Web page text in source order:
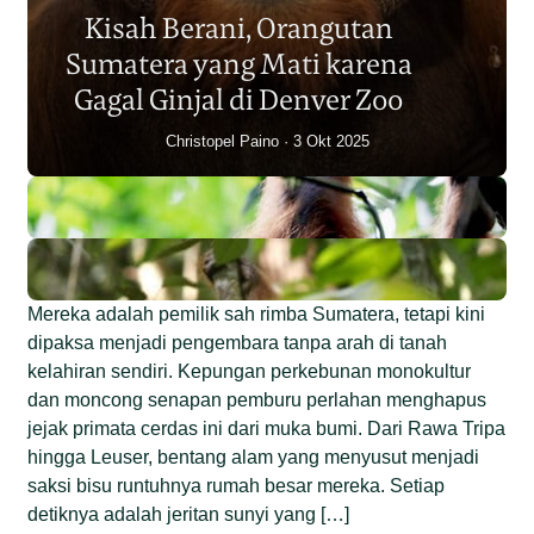
Individu dalam Satu Dekade?
Junaidi Hanafiah 14 Jul 2026
Kisah Berani, Orangutan
Sumatera yang Mati karena
Gagal Ginjal di Denver Zoo
Christopel Paino 3 Okt 2025
Mereka adalah pemilik sah rimba Sumatera, tetapi kini
dipaksa menjadi pengembara tanpa arah di tanah
kelahiran sendiri. Kepungan perkebunan monokultur
dan moncong senapan pemburu perlahan menghapus
jejak primata cerdas ini dari muka bumi. Dari Rawa Tripa
hingga Leuser, bentang alam yang menyusut menjadi
saksi bisu runtuhnya rumah besar mereka. Setiap
detiknya adalah jeritan sunyi yang […]